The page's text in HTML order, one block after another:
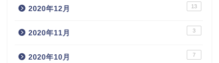
2020年12月 13
2020年11月 3
2020年10月 7